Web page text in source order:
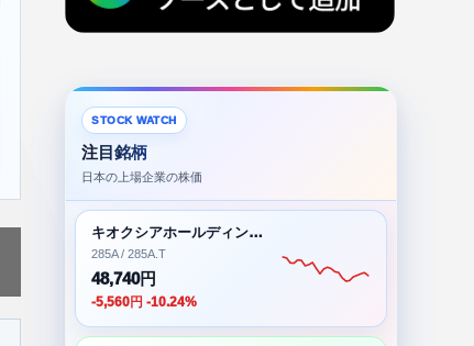
STOCK WATCH
注目銘柄
日本の上場企業の株価
キオクシアホールディングス株式会社
285A / 285A.T
48,740円
-5,560円 -10.24%